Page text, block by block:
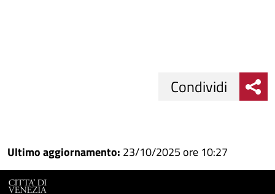
su
Facebook
Condividi
su
Condividi
Condividi
Ultimo aggiornamento: 23/10/2025 ore 10:27